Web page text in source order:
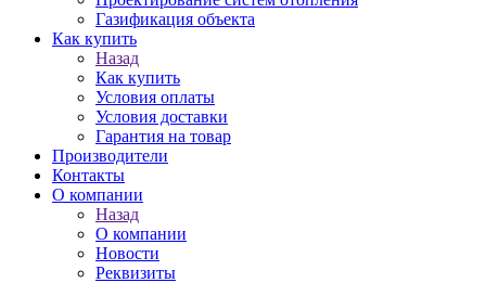
Газификация объекта
Как купить
Назад
Как купить
Условия оплаты
Условия доставки
Гарантия на товар
Производители
Контакты
О компании
Назад
О компании
Новости
Реквизиты